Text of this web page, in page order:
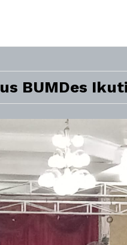
BUMDes